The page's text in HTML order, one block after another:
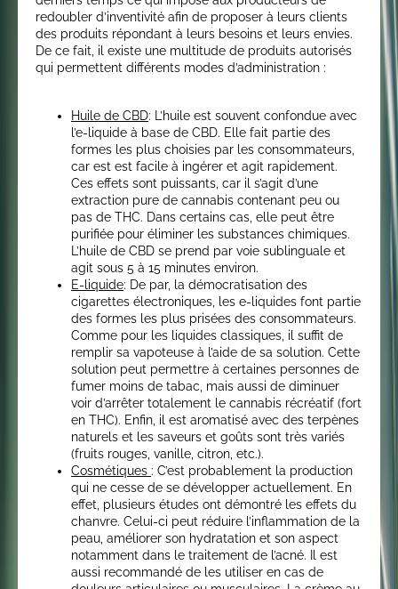
redoubler d’inventivité afin de proposer à leurs clients
des produits répondant à leurs besoins et leurs envies.
De ce fait, il existe une multitude de produits autorisés
qui permettent différents modes d’administration :
Huile de CBD: L’huile est souvent confondue avec
l’e-liquide à base de CBD. Elle fait partie des
formes les plus choisies par les consommateurs,
car est est facile à ingérer et agit rapidement.
Ces effets sont puissants, car il s’agit d’une
extraction pure de cannabis contenant peu ou
pas de THC. Dans certains cas, elle peut être
purifiée pour éliminer les substances chimiques.
L’huile de CBD se prend par voie sublinguale et
agit sous 5 à 15 minutes environ.
E-liquide: De par, la démocratisation des
cigarettes électroniques, les e-liquides font partie
des formes les plus prisées des consommateurs.
Comme pour les liquides classiques, il suffit de
remplir sa vapoteuse à l’aide de sa solution. Cette
solution peut permettre à certaines personnes de
fumer moins de tabac, mais aussi de diminuer
voir d’arrêter totalement le cannabis récréatif (fort
en THC). Enfin, il est aromatisé avec des terpènes
naturels et les saveurs et goûts sont très variés
(fruits rouges, vanille, citron, etc.).
Cosmétiques : C’est probablement la production
qui ne cesse de se développer actuellement. En
effet, plusieurs études ont démontré les effets du
chanvre. Celui-ci peut réduire l’inflammation de la
peau, améliorer son hydratation et son aspect
notamment dans le traitement de l’acné. Il est
aussi recommandé de les utiliser en cas de